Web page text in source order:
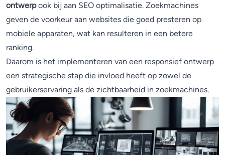
ontwerpook bij aan SEO optimalisatie. Zoekmachines
geven de voorkeur aan websites die goed presteren op
mobiele apparaten, wat kan resulteren in een betere
ranking.
Daarom is het implementeren van een responsief ontwerp
een strategische stap die invloed heeft op zowel de
gebruikerservaring als de zichtbaarheid in zoekmachines.